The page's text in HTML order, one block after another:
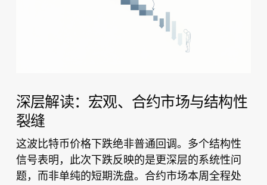
深层解读：宏观、合约市场与结构性
裂缝
这波比特币价格下跌绝非普通回调。多个结构性
信号表明，此次下跌反映的是更深层的系统性问
题，而非单纯的短期洗盘。合约市场本周全程处